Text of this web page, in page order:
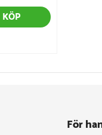
KÖP
För